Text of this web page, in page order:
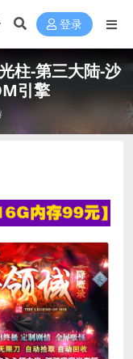
登录
柱-第三大陆-沙
引擎